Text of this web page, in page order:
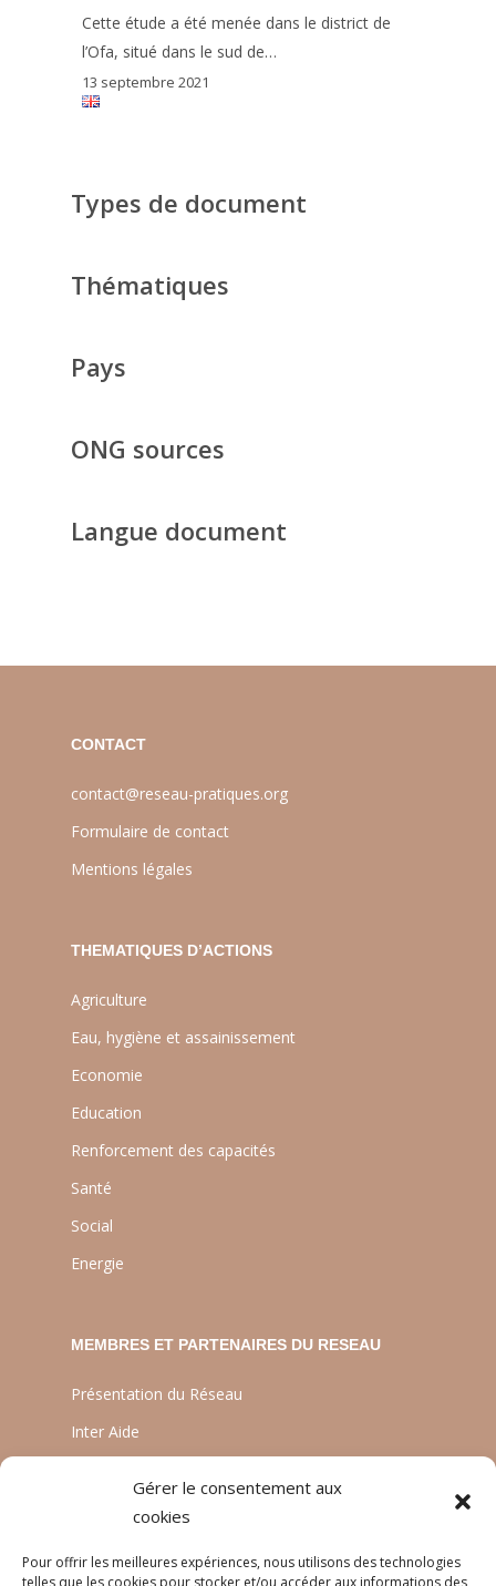
Gérer le consentement aux
cookies
Pour offrir les meilleures expériences, nous utilisons des technologies
telles que les cookies pour stocker et/ou accéder aux informations des
Cette étude a été menée dans le district de
l’Ofa, situé dans le sud de…
13 septembre 2021
Types de document
Thématiques
Pays
ONG sources
Langue document
CONTACT
contact@reseau-pratiques.org
Formulaire de contact
Mentions légales
THEMATIQUES D’ACTIONS
Agriculture
Eau, hygiène et assainissement
Economie
Education
Renforcement des capacités
Santé
Social
Energie
MEMBRES ET PARTENAIRES DU RESEAU
Présentation du Réseau
Inter Aide
Planète Enfants & Développement